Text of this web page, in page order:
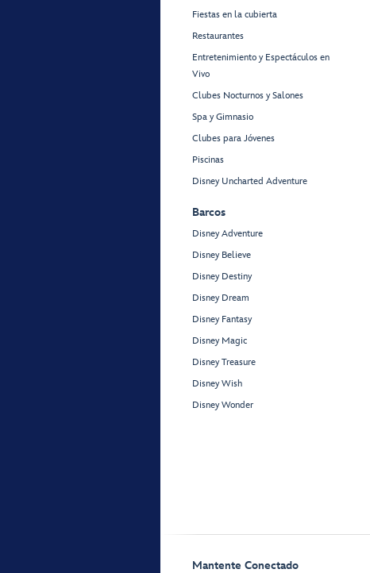
Fiestas en la cubierta
Restaurantes
Entretenimiento y Espectáculos en
Vivo
Clubes Nocturnos y Salones
Spa y Gimnasio
Clubes para Jóvenes
Piscinas
Disney Uncharted Adventure
Barcos
Disney Adventure
Disney Believe
Disney Destiny
Disney Dream
Disney Fantasy
Disney Magic
Disney Treasure
Disney Wish
Disney Wonder
Mantente Conectado